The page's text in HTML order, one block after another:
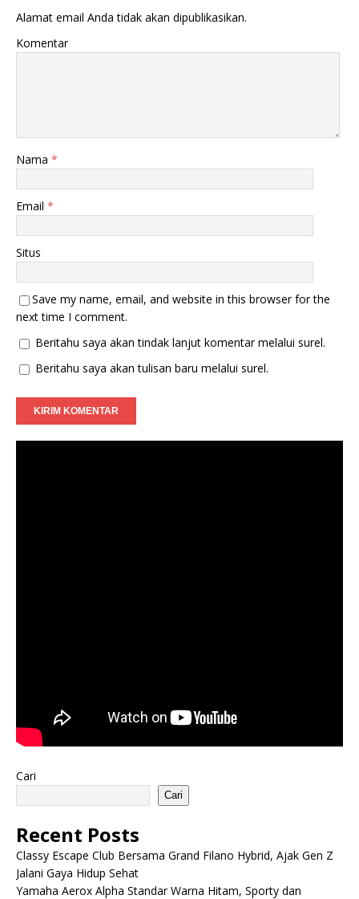
Alamat email Anda tidak akan dipublikasikan.
Komentar
Nama *
Email *
Situs
Save my name, email, and website in this browser for the
next time I comment.
Beritahu saya akan tindak lanjut komentar melalui surel.
Beritahu saya akan tulisan baru melalui surel.
Cari
Cari
Recent Posts
Classy Escape Club Bersama Grand Filano Hybrid, Ajak Gen Z
Jalani Gaya Hidup Sehat
Yamaha Aerox Alpha Standar Warna Hitam, Sporty dan